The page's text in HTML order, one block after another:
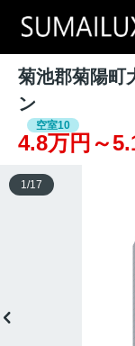
菊池郡菊陽町
ン
空室10
4.8万円～
1 /17